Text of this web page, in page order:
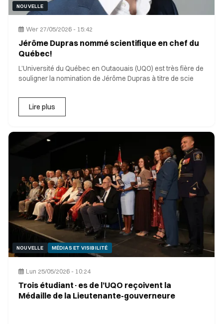
NOUVELLE
Wer 27/05/2026 - 15:42
Jérôme Dupras nommé scientifique en chef du
Québec!
L’Université du Québec en Outaouais (UQO) est très fière de
souligner la nomination de Jérôme Dupras à titre de scie
Lire plus
NOUVELLE MÉDIAS ET VISIBILITÉ
Lun 25/05/2026 - 10:24
Trois étudiant·es de l’UQO reçoivent la
Médaille de la Lieutenante-gouverneure